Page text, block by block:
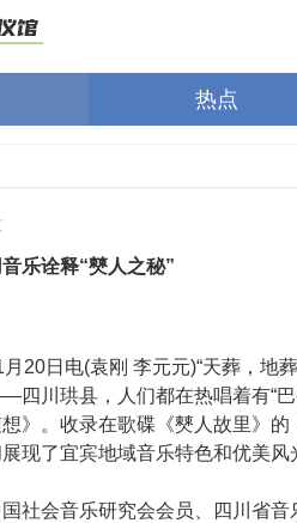
热点
乐诠释“僰人之秘”
日电(袁刚 李元元)“天葬，地
川珙县，人们都在热唱着有“
想》。收录在歌碟《僰人故里》
现了宜宾地域音乐特色和优美
会音乐研究会会员、四川省音